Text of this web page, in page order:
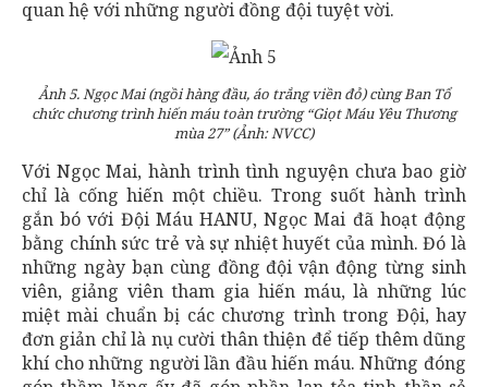
quan hệ với những người đồng đội tuyệt vời.
Ảnh 5. Ngọc Mai (ngồi hàng đầu, áo trắng viền đỏ) cùng Ban Tổ
chức chương trình hiến máu toàn trường “Giọt Máu Yêu Thương
mùa 27” (Ảnh: NVCC)
Với Ngọc Mai, hành trình tình nguyện chưa bao giờ
chỉ là cống hiến một chiều. Trong suốt hành trình
gắn bó với Đội Máu HANU, Ngọc Mai đã hoạt động
bằng chính sức trẻ và sự nhiệt huyết của mình. Đó là
những ngày bạn cùng đồng đội vận động từng sinh
viên, giảng viên tham gia hiến máu, là những lúc
miệt mài chuẩn bị các chương trình trong Đội, hay
đơn giản chỉ là nụ cười thân thiện để tiếp thêm dũng
khí cho những người lần đầu hiến máu. Những đóng